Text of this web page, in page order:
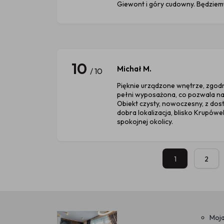
Giewont i góry cudowny.
10 / 10 Michał M.
Pięknie urządzone wnętrze,
pełni wyposażona, co pozwala
Obiekt czysty, nowoczesny, z
dobra lokalizacja, blisko
spokojnej okolicy.
1 2